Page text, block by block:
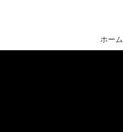
ホーム